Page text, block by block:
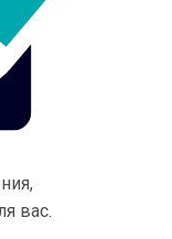
вас.